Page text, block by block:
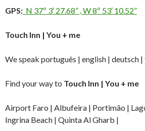
GPS: N 37º 3′ 27.68” , W 8º 53′ 10.52”
Touch Inn | You + me
We speak português | english | deutsch
Find your way to Touch Inn | You + me
Airport Faro | Albufeira | Portimão |
Ingrina Beach | Quinta Al Gharb |